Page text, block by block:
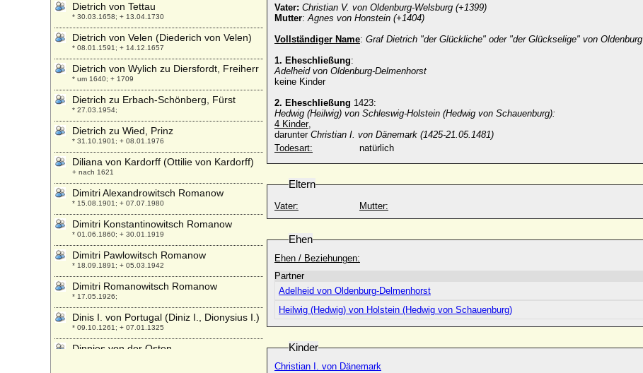
Vater: Christian V. von Oldenburg-Welsburg (+1399)
Mutter:Agnes von Honstein (+1404)
Vollständiger Name: Graf Dietrich "der Glückliche" oder "der Glückselige" von Oldenburg
1. Eheschließung:
Adelheid von Oldenburg-Delmenhorst
keine Kinder
2. Eheschließung 1423:
Hedwig (Heilwig) von Schleswig-Holstein (Hedwig von Schauenburg):
4 Kinder,
darunter Christian I. von Dänemark (1425-21.05.1481)
Todesart:
natürlich
Eltern
Vater: Mutter:
Ehen
Ehen / Beziehungen:
Partner
Adelheid von Oldenburg-Delmenhorst
Heilwig (Hedwig) von Holstein (Hedwig von Schauenburg)
Kinder
Christian I. von Dänemark
Dietrich von Tettau
* 30.03.1658; + 13.04.1730
Dietrich von Velen (Diederich von Velen)
* 08.01.1591; + 14.12.1657
Dietrich von Wylich zu Diersfordt, Freiherr
* um 1640; + 1709
Dietrich zu Erbach-Schönberg, Fürst
* 27.03.1954;
Dietrich zu Wied, Prinz
* 31.10.1901; + 08.01.1976
Diliana von Kardorff (Ottilie von Kardorff)
+ nach 1621
Dimitri Alexandrowitsch Romanow
* 15.08.1901; + 07.07.1980
Dimitri Konstantinowitsch Romanow
* 01.06.1860; + 30.01.1919
Dimitri Pawlowitsch Romanow
* 18.09.1891; + 05.03.1942
Dimitri Romanowitsch Romanow
* 17.05.1926;
Dinis I. von Portugal (Diniz I., Dionysius I.)
* 09.10.1261; + 07.01.1325
Dinnies von der Osten